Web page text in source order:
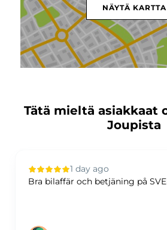
NÄYTÄ KARTTA
Tätä mieltä asiakkaat
Joupista
1 day ago
Bra bilaffär och betjäning på